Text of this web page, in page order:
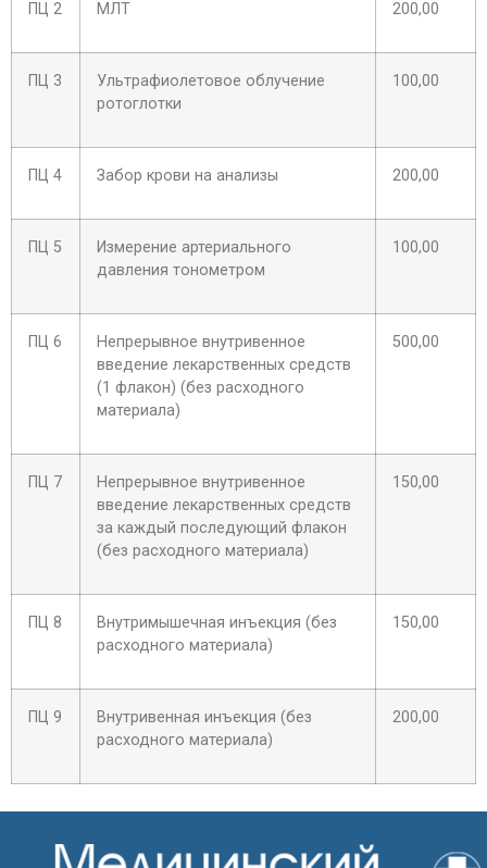
ПЦ 2 МЛТ 200,00
ПЦ 3
Ультрафиолетовое облучение
ротоглотки
100,00
ПЦ 4 Забор крови на анализы 200,00
ПЦ 5
Измерение артериального
давления тонометром
100,00
ПЦ 6
Непрерывное внутривенное
введение лекарственных средств
(1 флакон) (без расходного
материала)
500,00
ПЦ 7
Непрерывное внутривенное
введение лекарственных средств
за каждый последующий флакон
(без расходного материала)
150,00
ПЦ 8
Внутримышечная инъекция (без
расходного материала)
150,00
ПЦ 9
Внутривенная инъекция (без
расходного материала)
200,00